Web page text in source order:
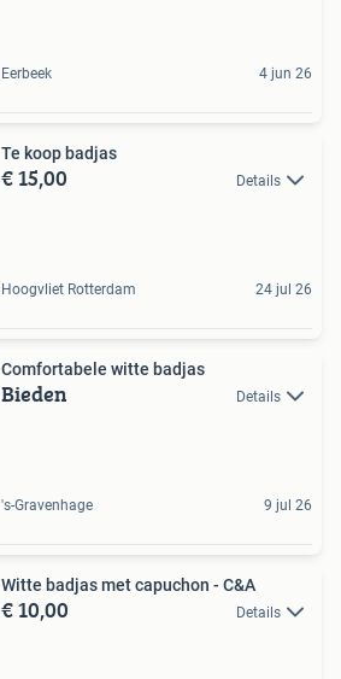
Eerbeek 4 jun 26
Te koop badjas
€ 15,00 Details
Hoogvliet Rotterdam 24 jul 26
Comfortabele witte badjas
Bieden Details
's-Gravenhage 9 jul 26
Witte badjas met capuchon - C&A
€ 10,00 Details